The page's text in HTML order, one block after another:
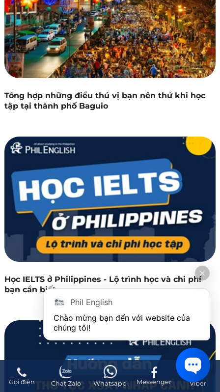
Tổng hợp những điều thú vị bạn nên thử khi học
tập tại thành phố Baguio
Học IELTS ở Philippines - Lộ trình học và chi phí
bạn cần biết
Gọi điện Chat Zalo Whatsapp Messenger Viber
Phil English
Chào mừng bạn đến với website của
chúng tôi!